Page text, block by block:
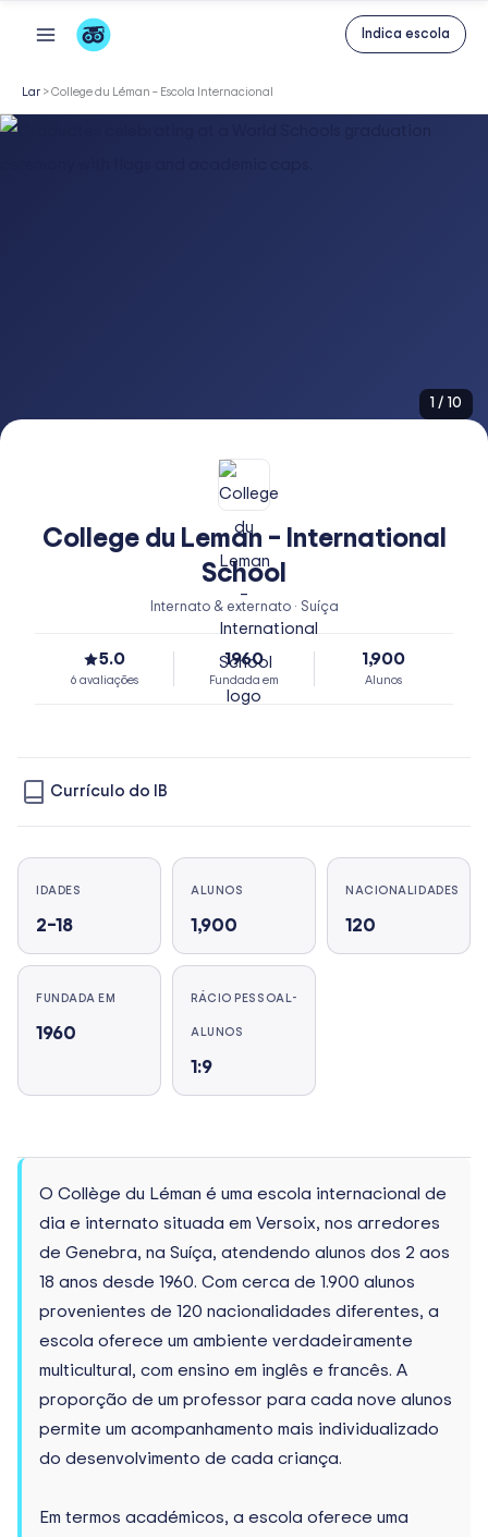
content
Indica escola
Lar >College du Léman – Escola Internacional
1 / 10
College du Leman – International
School
Internato & externato · Suíça
5.0
6 avaliações
1960
Fundada em
1,900
Alunos
Currículo do IB
IDADES
2–18
ALUNOS
1,900
NACIONALIDADES
120
FUNDADA EM
1960
RÁCIO PESSOAL-
ALUNOS
1:9
O Collège du Léman é uma escola internacional de
dia e internato situada em Versoix, nos arredores
de Genebra, na Suíça, atendendo alunos dos 2 aos
18 anos desde 1960. Com cerca de 1.900 alunos
provenientes de 120 nacionalidades diferentes, a
escola oferece um ambiente verdadeiramente
multicultural, com ensino em inglês e francês. A
proporção de um professor para cada nove alunos
permite um acompanhamento mais individualizado
do desenvolvimento de cada criança.
Em termos académicos, a escola oferece uma